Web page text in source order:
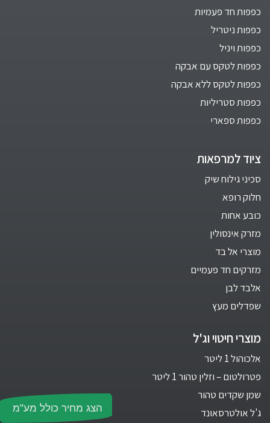
הצג מחיר כולל מע"מ
כפפות חד פעמיות
כפפות ניטריל
כפפות ויניל
כפפות לטקס עם אבקה
כפפות לטקס ללא אבקה
כפפות סטריליות
כפפות ספארי
ציוד למרפאות
סכיני גילוח שיק
חלוק רופא
כובע אחות
מזרק אינסולין
מוצרי אל בד
מזרקים חד פעמיים
אלבד לבן
שפדלים מעץ
מוצרי חיטוי וג'ל
אלכוהול 1 ליטר
פטרולטום – וזלין טהור 1 ליטר
שמן שקדים טהור
ג'ל אולטרסאונד